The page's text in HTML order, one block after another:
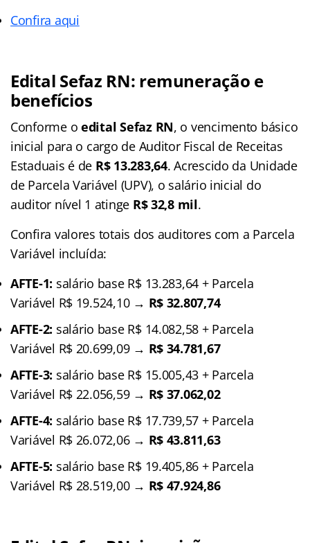
Confira aqui
Edital Sefaz RN: remuneração e
benefícios
Conforme oedital Sefaz RN, o vencimento básico
inicial para o cargo de Auditor Fiscal de Receitas
Estaduais é de R$ 13.283,64. Acrescido da Unidade
de Parcela Variável (UPV), o salário inicial do
auditor nível 1 atinge R$ 32,8 mil.
Confira valores totais dos auditores com a Parcela
Variável incluída:
AFTE-1: salário base R$ 13.283,64 + Parcela
Variável R$ 19.524,10 → R$ 32.807,74
AFTE-2: salário base R$ 14.082,58 + Parcela
Variável R$ 20.699,09 → R$ 34.781,67
AFTE-3: salário base R$ 15.005,43 + Parcela
Variável R$ 22.056,59 → R$ 37.062,02
AFTE-4: salário base R$ 17.739,57 + Parcela
Variável R$ 26.072,06 → R$ 43.811,63
AFTE-5: salário base R$ 19.405,86 + Parcela
Variável R$ 28.519,00 → R$ 47.924,86